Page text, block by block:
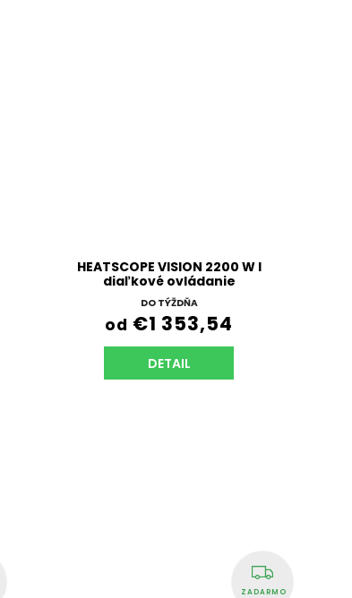
HEATSCOPE VISION 2200 W l
diaľkové ovládanie
DO TÝŽDŇA
od €1 353,54
DETAIL
ZADARMO